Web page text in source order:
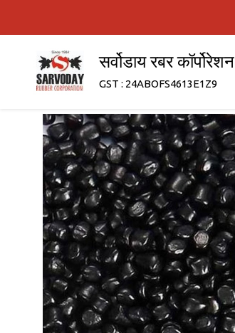
सर्वोडाय रबर कॉर्पोरेशन
GST : 24ABOFS4613E1Z9